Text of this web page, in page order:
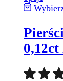
0,12ct